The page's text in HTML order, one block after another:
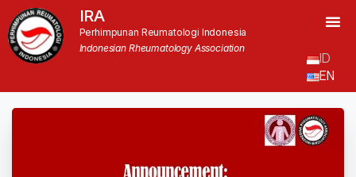
IRA
Perhimpunan Reumatologi Indonesia
Indonesian Rheumatology Association
ID
EN